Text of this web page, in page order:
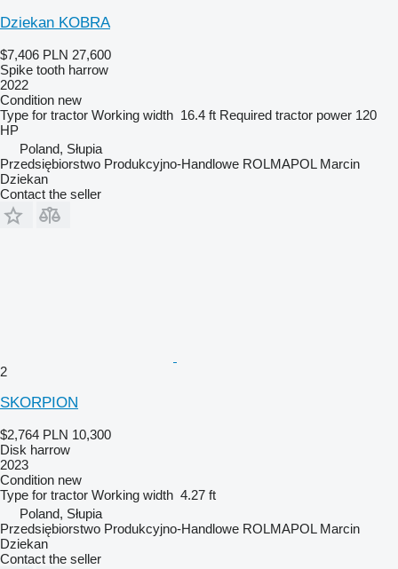
Dziekan KOBRA
$7,406 PLN 27,600
Spike tooth harrow
2022
Condition new
Type for tractor Working width 16.4 ft Required tractor power 120
HP
Poland, Słupia
Przedsiębiorstwo Produkcyjno-Handlowe ROLMAPOL Marcin
Dziekan
Contact the seller
2
SKORPION
$2,764 PLN 10,300
Disk harrow
2023
Condition new
Type for tractor Working width 4.27 ft
Poland, Słupia
Przedsiębiorstwo Produkcyjno-Handlowe ROLMAPOL Marcin
Dziekan
Contact the seller